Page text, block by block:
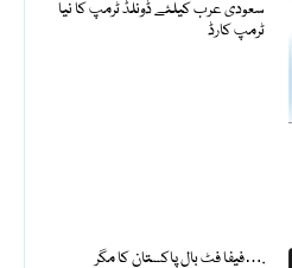
سعودی عرب کیلئے ڈونلڈ ٹرمپ کا نیا
ٹرمپ کارڈ
فیفا فٹ بال پاکستان کا مگر….